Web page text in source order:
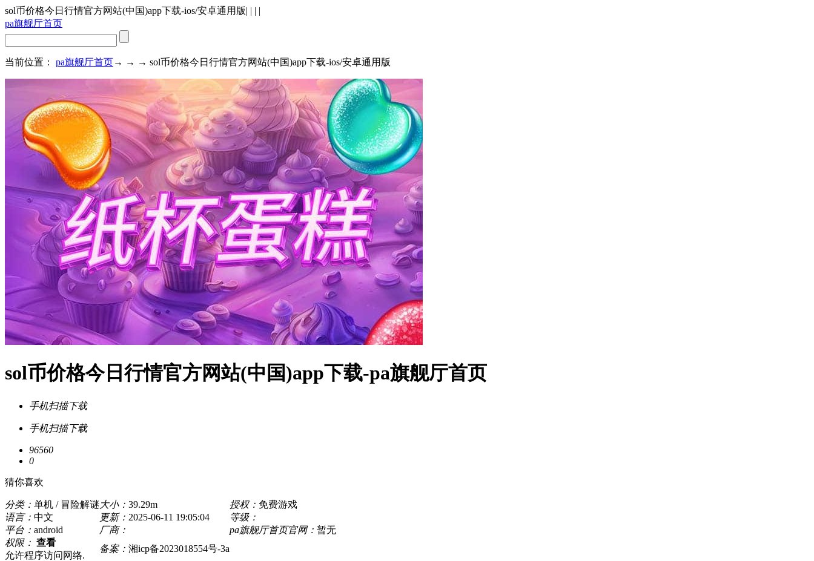
sol币价格今日行情官方网站(中国)app下载-ios/安卓通用版| | | |
pa旗舰厅首页
当前位置： pa旗舰厅首页→ → → sol币价格今日行情官方网站(中国)app下载-ios/安卓通用版
sol币价格今日行情官方网站(中国)app下载-pa旗舰厅首页
手机扫描下载
手机扫描下载
96560
0
猜你喜欢
分类： 单机 / 冒险解谜大小： 39.29m 授权： 免费游戏
语言： 中文 更新： 2025-06-11 19:05:04
等级：
平台： android 厂商： pa旗舰厅首页官网： 暂无
权限： 查看
允许程序访问网络.
备案： 湘icp备2023018554号-3a